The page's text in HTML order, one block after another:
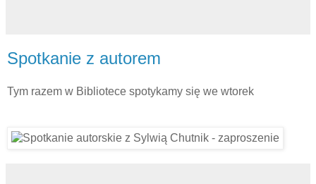
Spotkanie z autorem
Tym razem w Bibliotece spotykamy się we wtorek